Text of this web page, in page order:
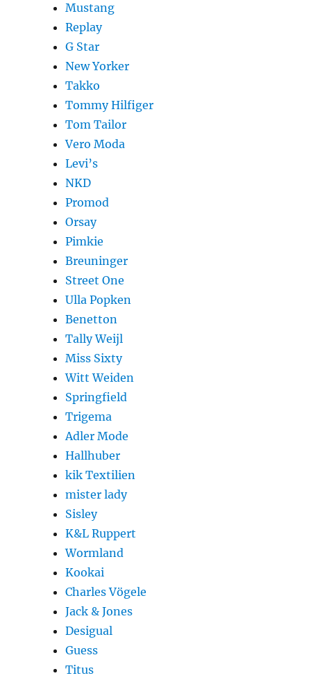
Mustang
Replay
G Star
New Yorker
Takko
Tommy Hilfiger
Tom Tailor
Vero Moda
Levi’s
NKD
Promod
Orsay
Pimkie
Breuninger
Street One
Ulla Popken
Benetton
Tally Weijl
Miss Sixty
Witt Weiden
Springfield
Trigema
Adler Mode
Hallhuber
kik Textilien
mister lady
Sisley
K&L Ruppert
Wormland
Kookai
Charles Vögele
Jack & Jones
Desigual
Guess
Titus